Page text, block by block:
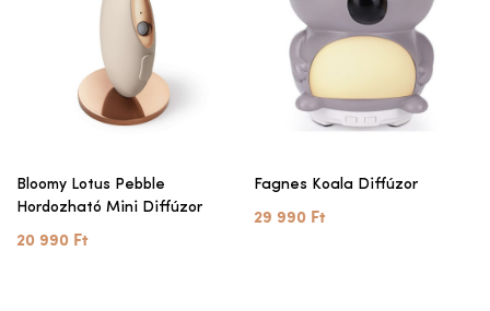
Bloomy Lotus Pebble
Hordozható Mini Diffúzor
20 990 Ft
Fagnes Koala Diffúzor
29 990 Ft